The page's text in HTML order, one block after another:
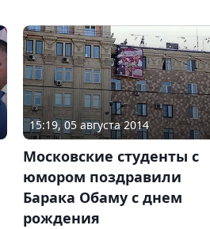
15:19, 05 августа 2014
Московские студенты с
юмором поздравили
Барака Обаму с днем
рождения